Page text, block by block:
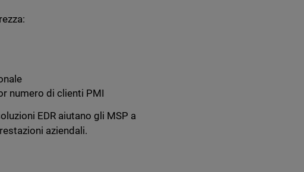
numero di clienti PMI
EDR aiutano gli MSP a
aziendali.